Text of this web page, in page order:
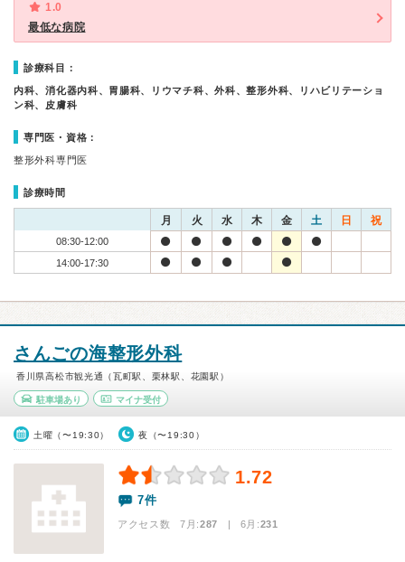
1.0
最低な病院
診療科目：
内科、消化器内科、胃腸科、リウマチ科、外科、整形外科、リハビリテーショ
ン科、皮膚科
専門医・資格：
整形外科専門医
診療時間
月 火 水 木 金 土 日 祝
08:30-12:00
14:00-17:30
さんごの海整形外科
香川県高松市観光通（瓦町駅、栗林駅、花園駅）
駐車場あり マイナ受付
土曜（〜19:30） 夜（〜19:30）
1.72
7件
アクセス数 7月:287 | 6月:231